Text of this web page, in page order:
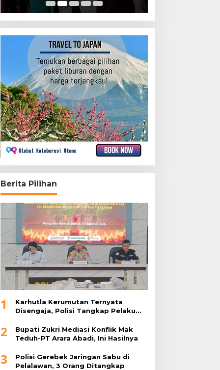
Berita Pilihan
1
Karhutla Kerumutan Ternyata
Disengaja, Polisi Tangkap Pelaku
2
Bupati Zukri Mediasi Konflik Mak
Teduh-PT Arara Abadi, Ini Hasilnya
3
Polisi Gerebek Jaringan Sabu di
Pelalawan, 3 Orang Ditangkap